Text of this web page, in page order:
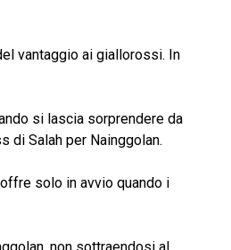
vantaggio ai giallorossi. In
si lascia sorprendere da
di Salah per Nainggolan.
solo in avvio quando i